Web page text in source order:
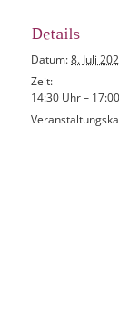
Details
Datum: 8. Juli
Zeit:
14:30 Uhr –